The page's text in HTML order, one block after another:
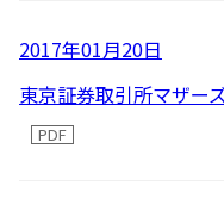
蓄電事業
私たちの想い
ガバナンス
IRニュース
古い順
2017年01月20日
東京証券取引所マザー